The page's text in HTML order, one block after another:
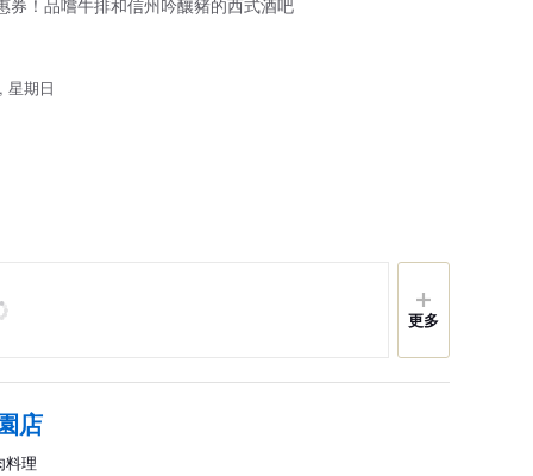
！品嚐牛排和信州吟釀豬的西式酒吧
星期日
更多
店
料理